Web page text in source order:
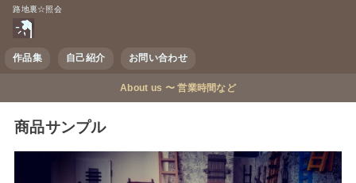
路地裏☆照会
作品集 自己紹介 お問い合わせ
About us 〜 営業時間など
商品サンプル